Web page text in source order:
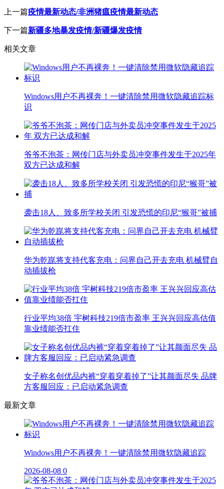
上一篇疫情最新动态/非洲猪瘟疫情最新动态
下一篇新疆多地暴发疫情/新疆爆发疫情
相关文章
Windows用户不再裸奔！一键清除禁用微软隐藏追踪标
识
爷爷不泡茶：网传门店与外卖员冲突事件发生于2025年
双方已达成和解
袭击18人、致多所学校关闭 引发恐慌的印尼“猴哥”被捕
华为乾崑将支持代客充电：问界自己开去充电 机械臂自
动插拔枪
行业平均38倍 宇树科技219倍市盈率 王兴兴回应高估值
靠业绩能否扛住
女子称名创优品内裤“穿着穿着掉了”让其颜面尽失 品牌
方客服回应：已启动紧急调查
最新文章
Windows用户不再裸奔！一键清除禁用微软隐藏追踪
2026-08-08 0